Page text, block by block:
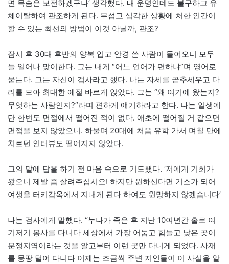
면 목숨은 보전하겠구나’ 생각했다. 내 운명인데도 불구하고 유
체이탈하여 관조하게 된다. 무섭고 심각한 상황에 처한 인간이
할 수 있는 최선의 방법이 이것 아닐까, 관조?
잠시 후 30대 후반의 양복 입고 안경 쓴 사람이 들어오니 모두
들 일어나 맞이한다. 그는 내게 “어느 언어가 편하냐”며 영어로
묻는다. 그는 자신이 검사라고 했다. 나는 자세를 곧추세우고 다
리를 모아 최대한 예절 바르게 앉았다. 그는 “왜 여기에 왔는지?
무엇하는 사람인지?”라며 편하게 얘기하라고 한다. 나는 일생에
단 한번도 면접에서 떨어진 적이 없다. 애초에 떨어질 거 같으면
면접을 보지 않았으니. 하물며 20대에 처음 유학 가서 며칠 만에
치르던 인터뷰도 떨어지지 않았다.
그의 말에 답을 하기 전 마음 속으로 기도했다. ‘저에게 기회가
왔으니 제발 좀 살려주십시오! 하지만 원하신다면 기소가 되어
여생을 터키감옥에서 지내게 된다 하여도 원망하지 않겠습니다’
나는 검사에게 말했다. “누나가 죽은 후 지난 10여년간 홀로 여
기저기 봉사를 다니다 세상에서 가장 어둡고 힘들고 낮은 곳이
분쟁지역이라는 것을 알고부터 이런 곳만 다니게 되었다. 사재
를 몽땅 털어 다니다 이제는 조금씩 주변 지인들이 이 사실을 알